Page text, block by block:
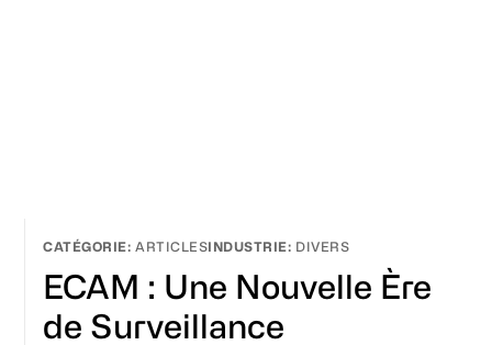
ARTICLES DIVERS
ECAM : Une Nouvelle Ère
de Surveillance